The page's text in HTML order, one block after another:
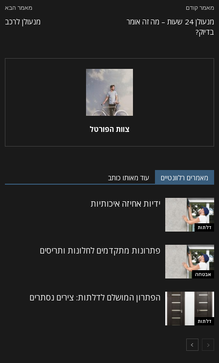
מאמר קודם
מנעולן 24 שעות – מה זה אומר
בדיוק?
מאמר הבא
מנעולן לרכב
צוות הפורטל
מאמרים רלוונטיים עוד מאותו כותב
דלתות
ידיות אחיזה איכותיות
אבטחה
פתרונות מתקדמים לחלונות ותריסים
דלתות
הפתרון המושלם לדלתות: צירים נסתרים